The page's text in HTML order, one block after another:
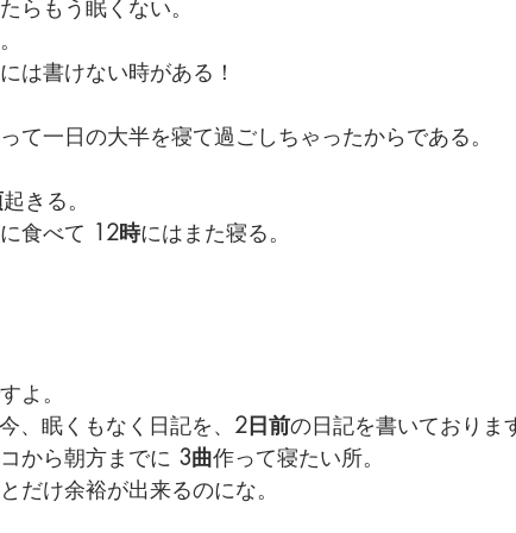
たドキュメンタリー、二つの舞台裏
らもう眠くない。
は書けない時がある！
て一日の大半を寝て過ごしちゃったからである。
起きる。
食べて 12時にはまた寝る。
よ。
、眠くもなく日記を、 2日前の日記を書いておりま
から朝方までに 3曲作って寝たい所。
だけ余裕が出来るのにな。